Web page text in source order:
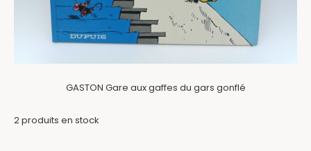
GASTON Gare aux gaffes du gars gonflé
2produits en stock